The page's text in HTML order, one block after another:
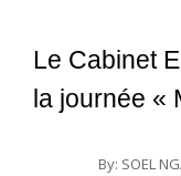
Le Cabinet
la journée «
By: SOEL